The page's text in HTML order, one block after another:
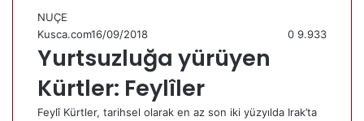
NUÇE
Kusca.com16/09/2018 0 9.933
Yurtsuzluğa yürüyen
Kürtler: Feylîler
Feylî Kürtler, tarihsel olarak en az son iki yüzyılda Irak’ta